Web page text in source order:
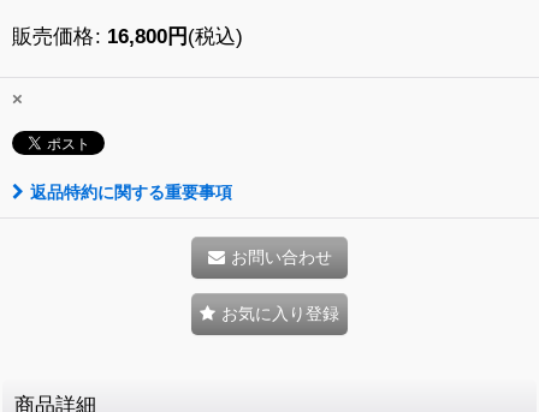
販売価格: 16,800円 (税込)
×
返品特約に関する重要事項
お問い合わせ
お気に入り登録
商品詳細